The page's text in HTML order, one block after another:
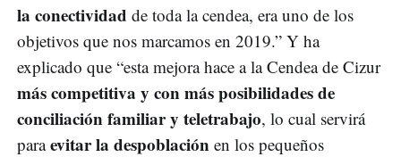
la conectividad de toda la cendea, era uno de los
objetivos que nos marcamos en 2019.” Y ha
explicado que “esta mejora hace a la Cendea de Cizur
más competitiva y con más posibilidades de
conciliación familiar y teletrabajo, lo cual servirá
paraevitar la despoblación en los pequeños